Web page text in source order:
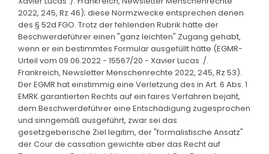
2022, 245, Rz 46); diese Normzwecke entsprechen denen
des § 52d FGO. Trotz der fehlenden Rubrik hätte der
Beschwerdeführer einen "ganz leichten" Zugang gehabt,
wenn er ein bestimmtes Formular ausgefüllt hätte (EGMR-
Urteil vom 09.06.2022 - 15567/20 - Xavier Lucas ./.
Frankreich, Newsletter Menschenrechte 2022, 245, Rz 53).
Der EGMR hat einstimmig eine Verletzung des in Art. 6 Abs. 1
EMRK garantierten Rechts auf ein faires Verfahren bejaht,
dem Beschwerdeführer eine Entschädigung zugesprochen
und sinngemäß ausgeführt, zwar sei das
gesetzgeberische Ziel legitim, der "formalistische Ansatz"
der Cour de cassation gewichte aber das Recht auf